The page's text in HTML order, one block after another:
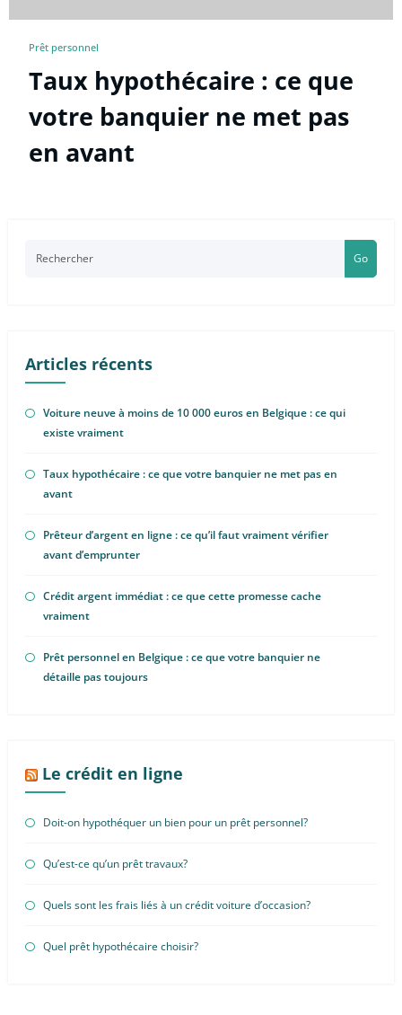
Prêt personnel
Taux hypothécaire : ce que
votre banquier ne met pas
en avant
Go
Articles récents
Voiture neuve à moins de 10 000 euros en Belgique : ce qui
existe vraiment
Taux hypothécaire : ce que votre banquier ne met pas en
avant
Prêteur d’argent en ligne : ce qu’il faut vraiment vérifier
avant d’emprunter
Crédit argent immédiat : ce que cette promesse cache
vraiment
Prêt personnel en Belgique : ce que votre banquier ne
détaille pas toujours
Le crédit en ligne
Doit-on hypothéquer un bien pour un prêt personnel?
Qu’est-ce qu’un prêt travaux?
Quels sont les frais liés à un crédit voiture d’occasion?
Quel prêt hypothécaire choisir?